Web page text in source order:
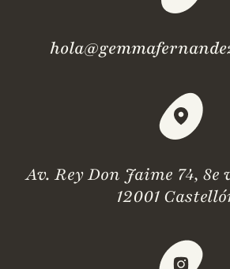
Av. Rey Don Jaime 74, 8e
12001